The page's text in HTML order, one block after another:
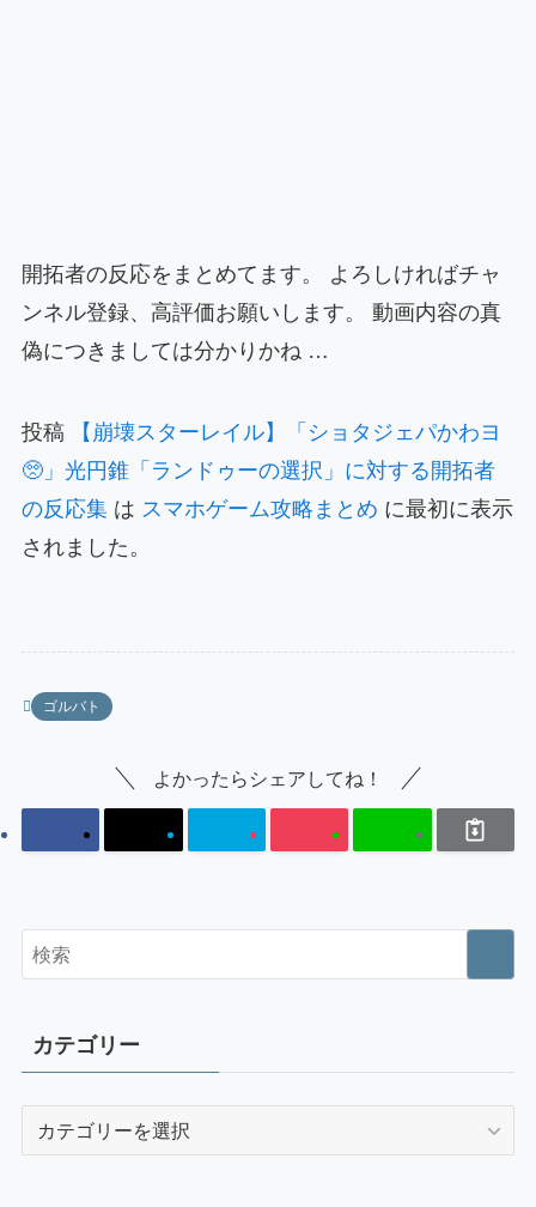
開拓者の反応をまとめてます。 よろしければチャ
ンネル登録、高評価お願いします。 動画内容の真
偽につきましては分かりかね …
投稿
【崩壊スターレイル】「ショタジェパかわヨ
🥺」光円錐「ランドゥーの選択」に対する開拓者
の反応集は スマホゲーム攻略まとめ に最初に表示
されました。
ゴルバト
よかったらシェアしてね！
カテゴリー